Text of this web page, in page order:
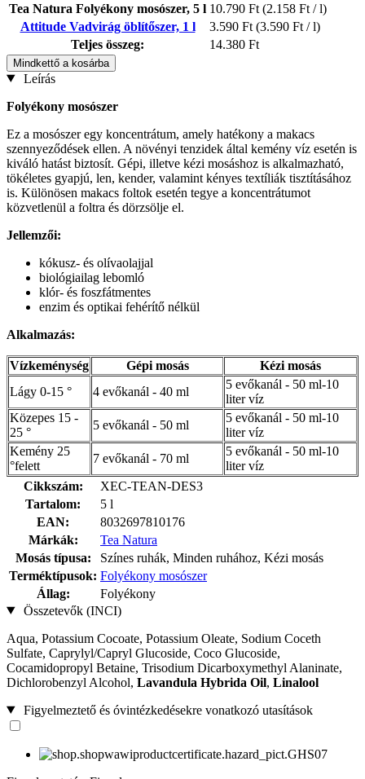
Tea Natura Folyékony mosószer, 5 l 10.790 Ft (2.158 Ft / l)
Attitude Vadvirág öblítőszer, 1 l
3.590 Ft (3.590 Ft / l)
Teljes összeg:
14.380 Ft
Mindkettő a kosárba
Leírás
Folyékony mosószer
Ez a mosószer egy koncentrátum, amely hatékony a makacs
szennyeződések ellen. A növényi tenzidek által kemény víz esetén is
kiváló hatást biztosít. Gépi, illetve kézi mosáshoz is alkalmazható,
tökéletes gyapjú, len, kender, valamint kényes textíliák tisztításához
is. Különösen makacs foltok esetén tegye a koncentrátumot
közvetlenül a foltra és dörzsölje el.
Jellemzői:
kókusz- és olívaolajjal
biológiailag lebomló
klór- és foszfátmentes
enzim és optikai fehérítő nélkül
Alkalmazás:
Vízkeménység Gépi mosás
Kézi mosás
Lágy 0-15 °
4 evőkanál - 40 ml
5 evőkanál - 50 ml-10
liter víz
Közepes 15 -
25 °
5 evőkanál - 50 ml
5 evőkanál - 50 ml-10
liter víz
Kemény 25
°felett
7 evőkanál - 70 ml
5 evőkanál - 50 ml-10
liter víz
Cikkszám:
XEC-TEAN-DES3
Tartalom:
5 l
EAN:
8032697810176
Márkák:
Tea Natura
Mosás típusa:
Színes ruhák, Minden ruhához, Kézi mosás
Terméktípusok: Folyékony mosószer
Állag:
Folyékony
Összetevők (INCI)
Aqua, Potassium Cocoate, Potassium Oleate, Sodium Coceth
Sulfate, Caprylyl/Capryl Glucoside, Coco Glucoside,
Cocamidopropyl Betaine, Trisodium Dicarboxymethyl Alaninate,
Dichlorobenzyl Alcohol, Lavandula Hybrida Oil, Linalool
Figyelmeztető és óvintézkedésekre vonatkozó utasítások